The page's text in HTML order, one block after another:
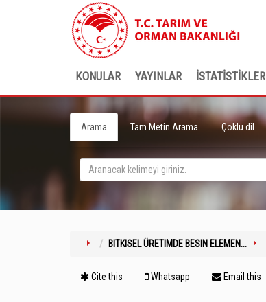
KONULAR YAYINLAR İSTATİSTİKLER
Arama Tam Metin Arama Çoklu dil
BITKISEL ÜRETIMDE BESIN ELEMEN...
Cite this Whatsapp Email this